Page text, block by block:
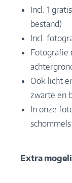
Incl. 1
bestand)
Incl.
Fotografie
Ook licht
zwarte en
In onze
schommels
Extra